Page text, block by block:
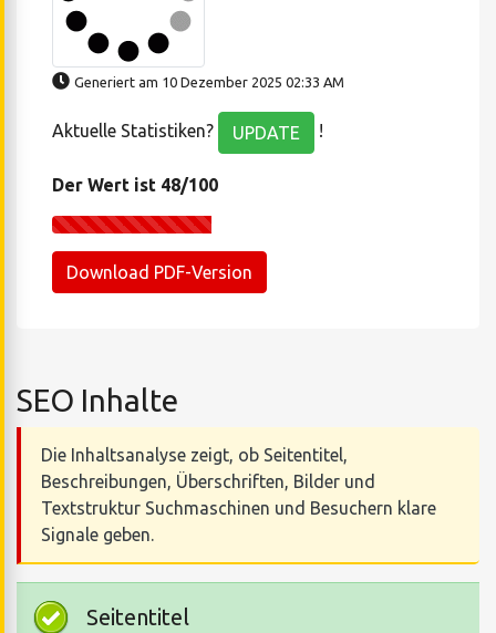
Generiert am 10 Dezember 2025 02:33 AM
Aktuelle Statistiken? UPDATE !
Der Wert ist 48/100
Download PDF-Version
SEO Inhalte
Die Inhaltsanalyse zeigt, ob Seitentitel,
Beschreibungen, Überschriften, Bilder und
Textstruktur Suchmaschinen und Besuchern klare
Signale geben.
Seitentitel